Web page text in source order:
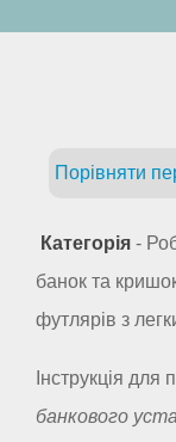
Порівняти
Категорія -
банок та
футлярів з
Інструкція для
банкового